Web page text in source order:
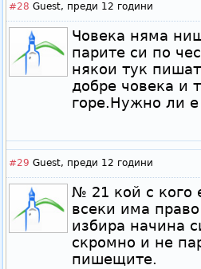
#28 Guest, преди 12 години
Човека няма
парите си по
някои тук
добре човека и
горе.Нужно ли
#29 Guest, преди 12 години
№ 21 кой с кого
всеки има
избира начина
скромно и не
пишещите.